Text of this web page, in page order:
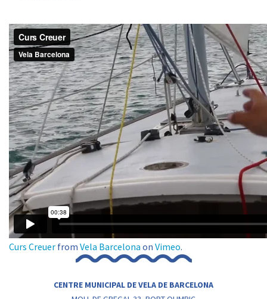
Curs Creuer from Vela Barcelona on Vimeo.
CENTRE MUNICIPAL DE VELA DE BARCELONA